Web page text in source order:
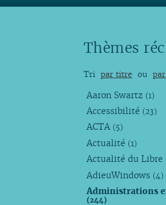
Thèmes
Tri par titre ou
Aaron Swartz (1)
Accessibilité (23)
ACTA (5)
Actualité (1)
Actualité du Libre
AdieuWindows (4)
Administrations
(244)